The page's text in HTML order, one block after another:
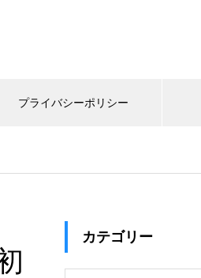
プライバシーポリシー
カテゴリー